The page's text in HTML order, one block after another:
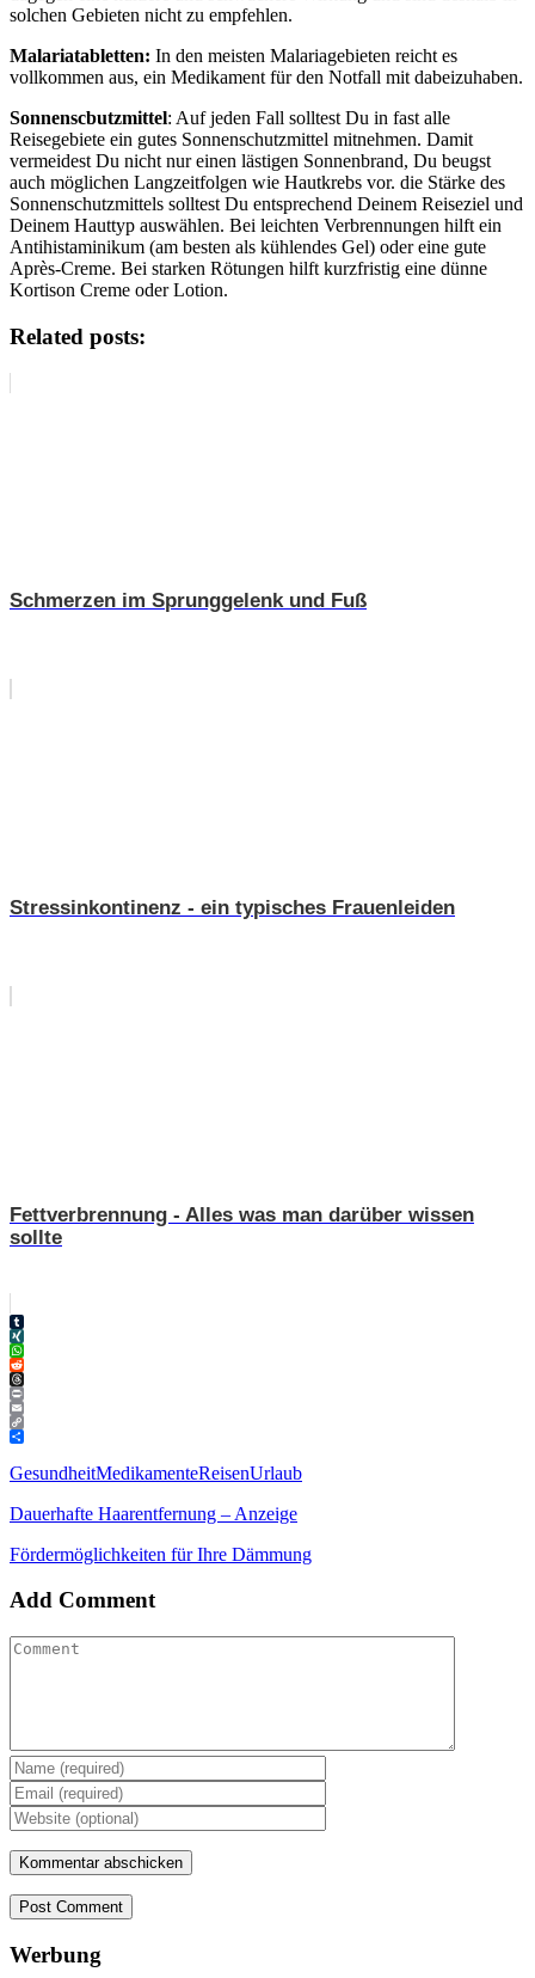
solchen Gebieten nicht zu empfehlen.
Malariatabletten: In den meisten Malariagebieten reicht es
vollkommen aus, ein Medikament für den Notfall mit dabeizuhaben.
Sonnenscbutzmittel: Auf jeden Fall solltest Du in fast alle
Reisegebiete ein gutes Sonnenschutzmittel mitnehmen. Damit
vermeidest Du nicht nur einen lästigen Sonnenbrand, Du beugst
auch möglichen Langzeitfolgen wie Hautkrebs vor. die Stärke des
Sonnenschutzmittels solltest Du entsprechend Deinem Reiseziel und
Deinem Hauttyp auswählen. Bei leichten Verbrennungen hilft ein
Antihistaminikum (am besten als kühlendes Gel) oder eine gute
Après-Creme. Bei starken Rötungen hilft kurzfristig eine dünne
Kortison Creme oder Lotion.
Related posts:
Schmerzen im Sprunggelenk und Fuß
Stressinkontinenz - ein typisches Frauenleiden
Fettverbrennung - Alles was man darüber wissen
sollte
Tumblr
XING
WhatsApp
Reddit
Threads
Print
Email
Copy
Link
Teilen
GesundheitMedikamenteReisenUrlaub
Dauerhafte Haarentfernung – Anzeige
Fördermöglichkeiten für Ihre Dämmung
Add Comment
Post Comment
Werbung